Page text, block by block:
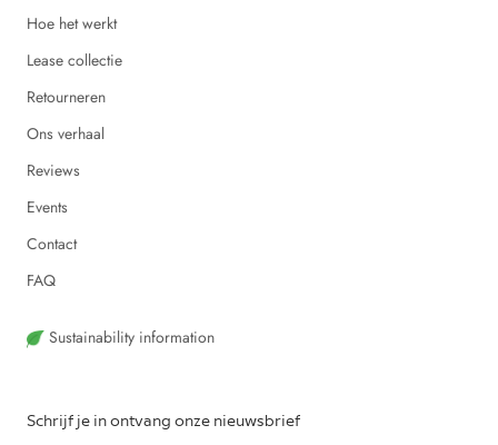
Hoe het werkt
Lease collectie
Retourneren
Ons verhaal
Reviews
Events
Contact
FAQ
Sustainability information
Schrijf je in ontvang onze nieuwsbrief